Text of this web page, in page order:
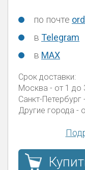
по почте
в Telegram
в MAX
Срок доставки:
Москва - от 1 до
Санкт-Петербург
Другие города -